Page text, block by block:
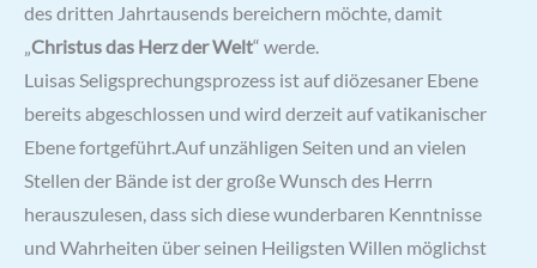
des dritten Jahrtausends bereichern möchte, damit
„Christus das Herz der Welt“ werde.
Luisas Seligsprechungsprozess ist auf diözesaner Ebene
bereits abgeschlossen und wird derzeit auf vatikanischer
Ebene fortgeführt.Auf unzähligen Seiten und an vielen
Stellen der Bände ist der große Wunsch des Herrn
herauszulesen, dass sich diese wunderbaren Kenntnisse
und Wahrheiten über seinen Heiligsten Willen möglichst